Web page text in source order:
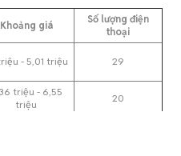
Khoảng giá
Số lượng điện
thoại
- 5,01 triệu 29
triệu - 6,55
triệu
20
nhật 07/08/2026